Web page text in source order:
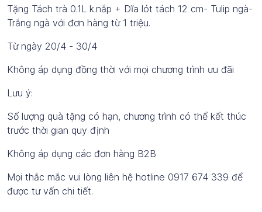
Tặng Tách trà 0.1L k.nắp + Dĩa lót tách 12 cm- Tulip ngà-
Trắng ngà với đơn hàng từ 1 triệu.
Từ ngày 20/4 - 30/4
Không áp dụng đồng thời với mọi chương trình ưu đãi
Lưu ý:
Số lượng quà tặng có hạn, chương trình có thể kết thúc
trước thời gian quy định
Không áp dụng các đơn hàng B2B
Mọi thắc mắc vui lòng liên hệ hotline 0917 674 339 để
được tư vấn chi tiết.